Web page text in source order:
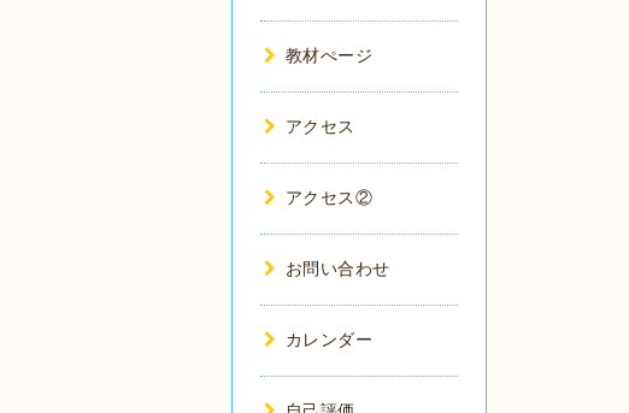
教材ぺージ
アクセス
アクセス②
お問い合わせ
カレンダー